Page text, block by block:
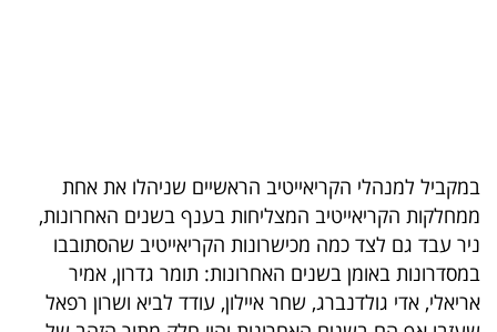
הכלכלי
פודקאסט
40
UNDER
במקביל למנהלי הקריאייטיב הראשיים שניהלו את אחת
ממחלקות הקריאייטיב המצליחות בענף בשנים האחרונות,
ניר עבד גם לצד כמה מכישרונות הקריאייטיב שהסתובבו
במסדרונות באומן בשנים האחרונות: תומר גדרון, אמיר
אריאלי, אדי גולדנברג, שחר איילון, עודד לביא ושרון רפאל